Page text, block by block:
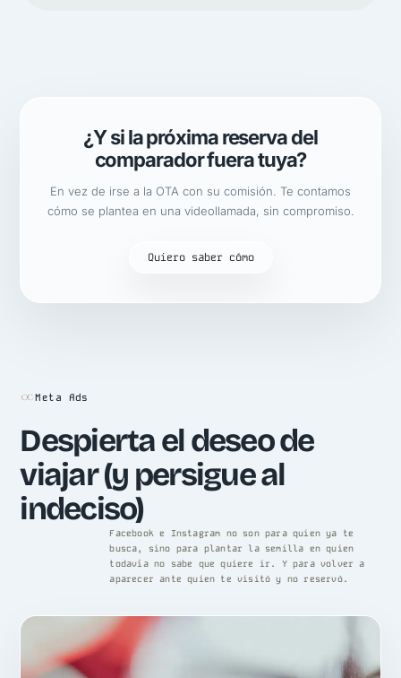
¿Y si la próxima reserva del
comparador fuera tuya?
En vez de irse a la OTA con su comisión. Te contamos
cómo se plantea en una videollamada, sin compromiso.
Quiero saber cómo
Meta Ads
Despierta el deseo de
viajar (y persigue al
indeciso)
Facebook e Instagram no son para quien ya te
busca, sino para plantar la semilla en quien
todavía no sabe que quiere ir. Y para volver a
aparecer ante quien te visitó y no reservó.